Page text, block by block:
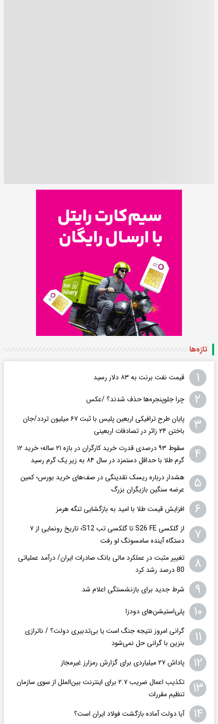
تازه‌ها
۱ قیمت نفت برنت به ۸۳ دلار رسید
۲ چرا جلوپنجره‌ها حذف شدند؟ /عکس
۳
پایان طرح ترافیکی اربعین پلیس با ثبت ۶۷ میلیون تردد/جان
باختن ۲۴ زائر در تصادفات اربعینی
۴
سقوط ۹۳ درصدی قدرت خرید کارگران در بازه ۲۱ ساله؛ خرید ۱۲
گرم طلا با حداقل دستمزد در سال ۸۴ به زیر یک گرم رسید
۵
هشدار درباره ریسک نقدینگی در صف‌های خرید بورس؛ کمین
عرضه سنگین بازیگران بزرگ
۶ افزایش قیمت طلا با امید به بازگشایی تنگه هرمز
۷
از گلکسی S26 FE تا گلکسی تب S12؛ تاریخ رونمایی از ۷
دستگاه آینده سامسونگ لو رفت
۸
تغییر مثبت در عملکرد مالی بانک صادرات ایران/ درآمد عملیاتی
80 درصد رشد کرد
۹ شرط جدید برای بازنشستگی اعلام شد
۱۰ پلی‌استیشن‌های دودزا
۱۱
گرانی امروز نتیجه جنگ است یا بی‌تدبیری دولت؟ / ناترازی
بنزین با گرانی حل نمی‌شود
۱۲ پاداش ۲۷ میلیاردی برای گزارش رمزارز غیرمجاز
۱۳
تکذیب اعمال ضریب ۲.۷ برای اینترنت بین‌الملل از سوی سازمان
تنظیم مقررات
۱۴ آیا دولت آماده بازگشت فولاد ایران است؟